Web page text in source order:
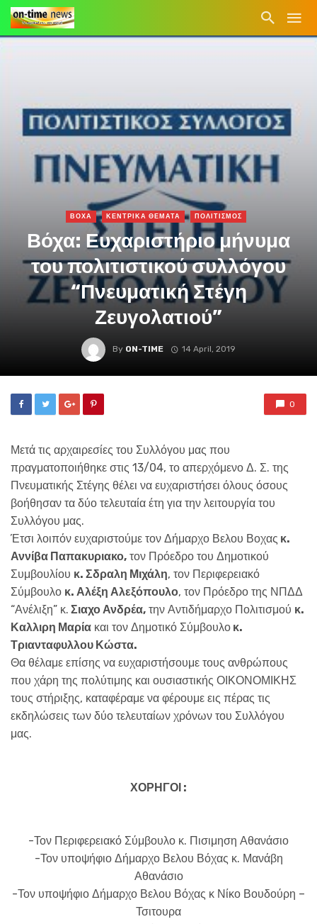
ΒΟΧΑ ΚΕΝΤΡΙΚΑ ΘΕΜΑΤΑ ΠΟΛΙΤΙΣΜΟΣ
Βόχα: Ευχαριστήριο μήνυμα
του πολιτιστικού συλλόγου
“Πνευματική Στέγη
Ζευγολατιού”
By ON-TIME 14 April, 2019
0
Μετά τις αρχαιρεσίες του Συλλόγου μας που
πραγματοποιήθηκε στις 13/04, το απερχόμενο Δ. Σ. της
Πνευματικής Στέγης θέλει να ευχαριστήσει όλους όσους
βοήθησαν τα δύο τελευταία έτη για την λειτουργία του
Συλλόγου μας.
Έτσι λοιπόν ευχαριστούμε τον Δήμαρχο Βελου Βοχας κ.
Αννίβα Παπακυριακο, τον Πρόεδρο του Δημοτικού
Συμβουλίου κ. Σδραλη Μιχάλη, τον Περιφερειακό
Σύμβουλο κ. Αλέξη Αλεξόπουλο, τον Πρόεδρο της ΝΠΔΔ
“Ανέλιξη” κ. Σιαχο Ανδρέα, την Αντιδήμαρχο Πολιτισμού κ.
Καλλιρη Μαρία και τον Δημοτικό Σύμβουλο κ.
Τριανταφυλλου Κώστα.
Θα θέλαμε επίσης να ευχαριστήσουμε τους ανθρώπους
που χάρη της πολύτιμης και ουσιαστικής ΟΙΚΟΝΟΜΙΚΗΣ
τους στήριξης, καταφέραμε να φέρουμε εις πέρας τις
εκδηλώσεις των δύο τελευταίων χρόνων του Συλλόγου
μας.
ΧΟΡΗΓΟΙ :
-Τον Περιφερειακό Σύμβουλο κ. Πισιμηση Αθανάσιο
-Τον υποψήφιο Δήμαρχο Βελου Βόχας κ. Μανάβη
Αθανάσιο
-Τον υποψήφιο Δήμαρχο Βελου Βόχας κ Νίκο Βουδούρη –
Τσιτουρα